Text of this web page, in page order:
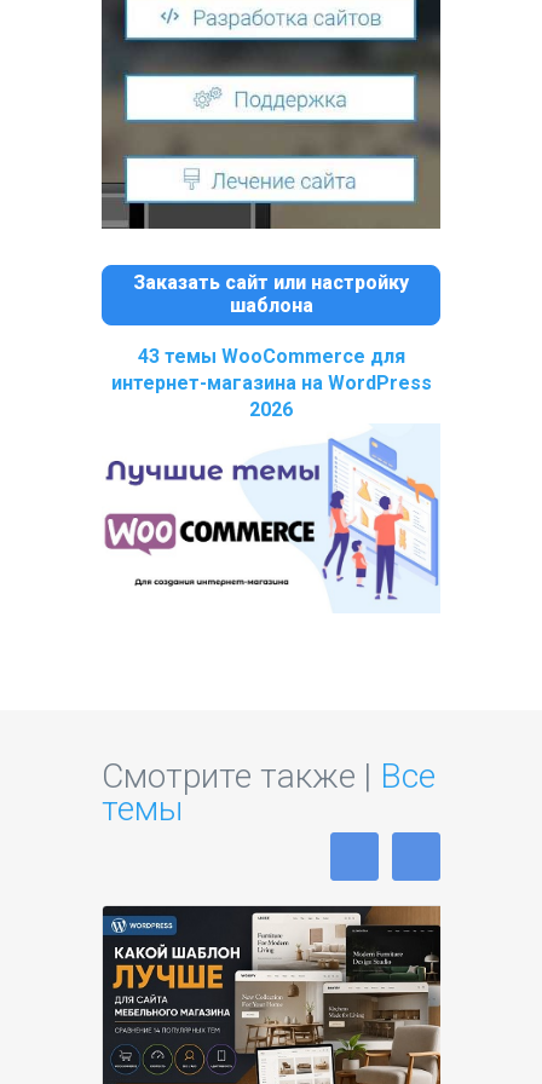
Заказать сайт или настройку
шаблона
43 темы WooCommerce для
интернет-магазина на WordPress
2026
Смотрите также | Все
темы